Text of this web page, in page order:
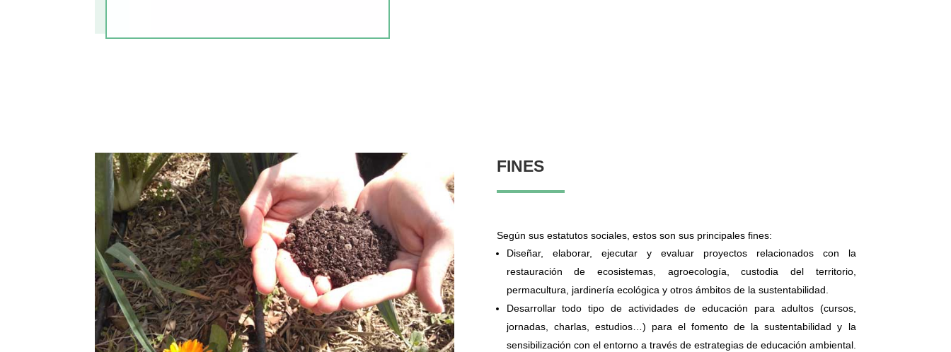
FINES
Según sus estatutos sociales, estos son sus principales fines:
Diseñar, elaborar, ejecutar y evaluar proyectos relacionados con la
restauración de ecosistemas, agroecología, custodia del territorio,
permacultura, jardinería ecológica y otros ámbitos de la sustentabilidad.
Desarrollar todo tipo de actividades de educación para adultos (cursos,
jornadas, charlas, estudios…) para el fomento de la sustentabilidad y la
sensibilización con el entorno a través de estrategias de educación ambiental.